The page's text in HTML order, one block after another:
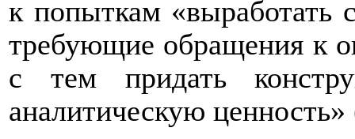
к попыткам «выработать
требующие обращения к
с тем придать
аналитическую